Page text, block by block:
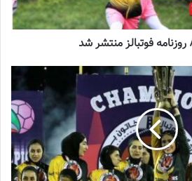
2023-
تازه‌ترین خبرها از درمان ۲ ملی‌پوش فوتبال
2023-
بازیکن به اردوی تیم ملی
2023-
درخشانی در انتظار فوتبال بانوان است